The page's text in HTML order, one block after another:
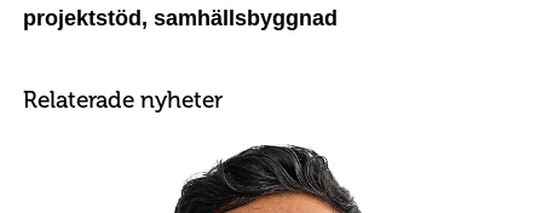
projektstöd, samhällsbyggnad
Relaterade nyheter